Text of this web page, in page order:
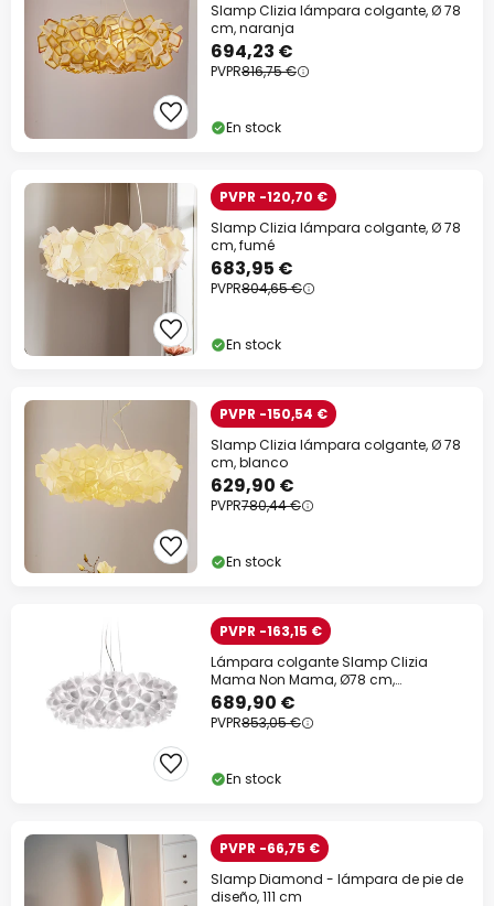
Slamp Clizia lámpara colgante, Ø 78
cm, naranja
694,23 €
PVPR816,75 €
En stock
PVPR -120,70 €
Slamp Clizia lámpara colgante, Ø 78
cm, fumé
683,95 €
PVPR804,65 €
En stock
PVPR -150,54 €
Slamp Clizia lámpara colgante, Ø 78
cm, blanco
629,90 €
PVPR780,44 €
En stock
PVPR -163,15 €
Lámpara colgante Slamp Clizia
Mama Non Mama, Ø78 cm,
blanco/transparente
689,90 €
PVPR853,05 €
En stock
PVPR -66,75 €
Slamp Diamond - lámpara de pie de
diseño, 111 cm